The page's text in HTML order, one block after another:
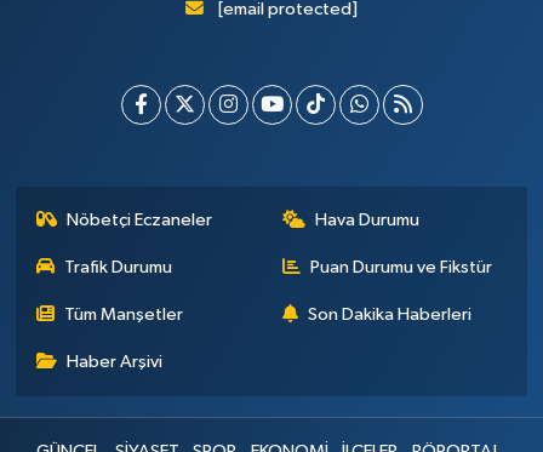
[email protected]
Nöbetçi Eczaneler Hava Durumu
Trafik Durumu Puan Durumu ve Fikstür
Tüm Manşetler Son Dakika Haberleri
Haber Arşivi